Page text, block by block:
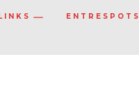
ENTRESPOTS